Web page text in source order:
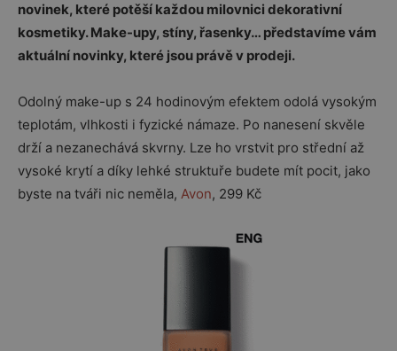
novinek, které potěší každou milovnici dekorativní
kosmetiky. Make-upy, stíny, řasenky… představíme vám
aktuální novinky, které jsou právě v prodeji.
Odolný make-up s 24 hodinovým efektem odolá vysokým
teplotám, vlhkosti i fyzické námaze. Po nanesení skvěle
drží a nezanechává skvrny. Lze ho vrstvit pro střední až
vysoké krytí a díky lehké struktuře budete mít pocit, jako
byste na tváři nic neměla, Avon, 299 Kč